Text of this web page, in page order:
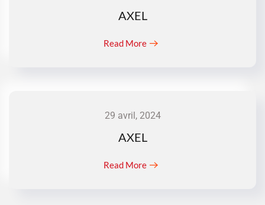
AXEL
Read More
29 avril, 2024
AXEL
Read More